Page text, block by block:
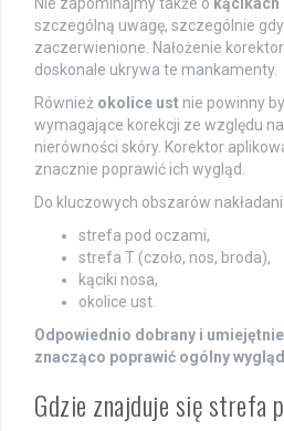
szczególną uwagę, szczególnie
zaczerwienione. Nałożenie
doskonale ukrywa te mankamenty.
Również okolice ust nie powinny
wymagające korekcji ze względu
nierówności skóry. Korektor
znacznie poprawić ich wygląd.
Do kluczowych obszarów
strefa pod oczami,
strefa T (czoło, nos, broda),
kąciki nosa,
okolice ust.
Odpowiednio dobrany i
znacząco poprawić ogólny
Gdzie znajduje się strefa